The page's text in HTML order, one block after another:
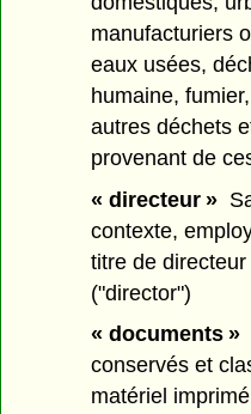
manufacturiers
eaux usées,
humaine,
autres déchets
provenant de
« directeur »
contexte,
titre de
("director")
« documents »
conservés et
matériel